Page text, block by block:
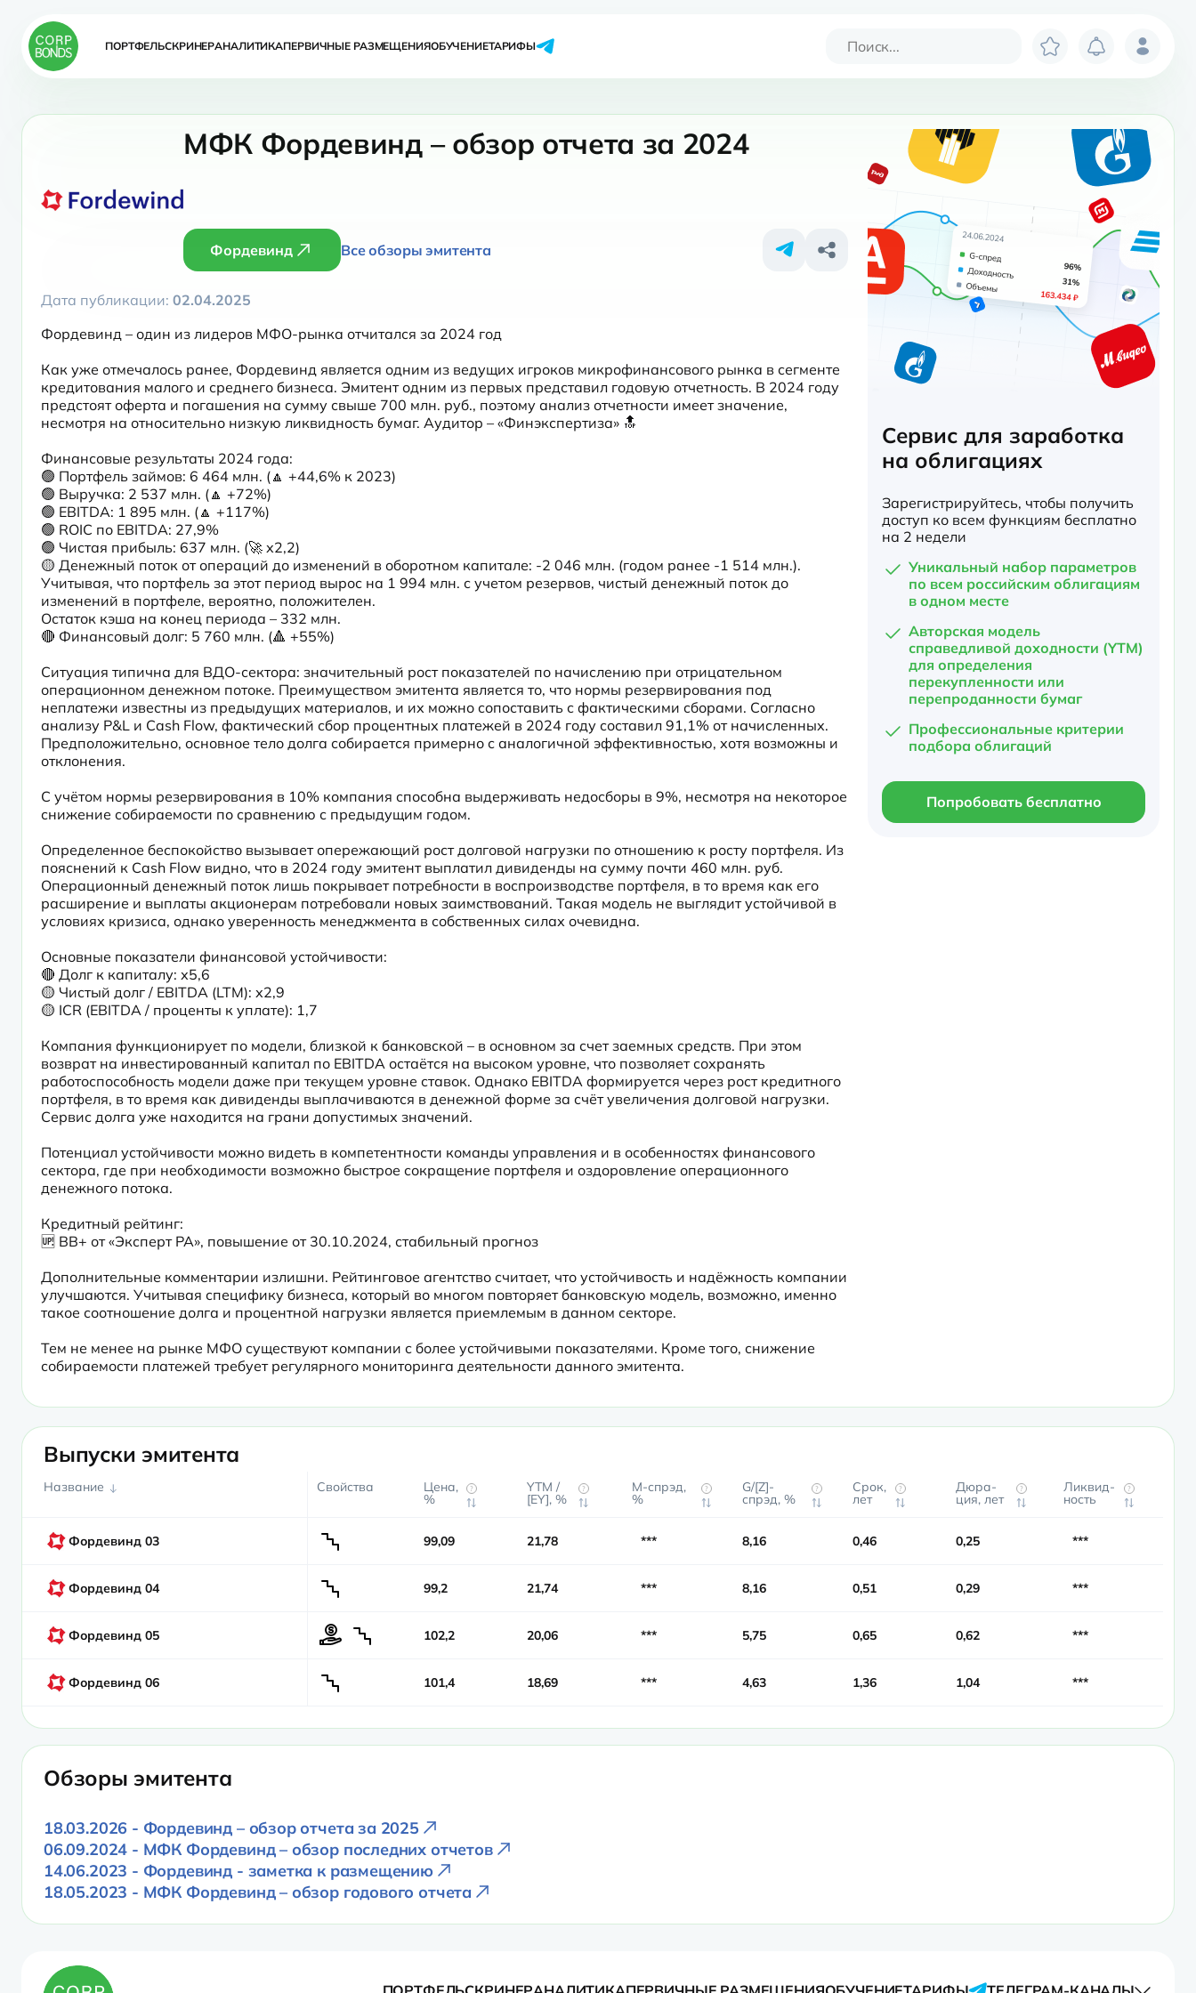
ПОРТФЕЛЬСКРИНЕРАНАЛИТИКАПЕРВИЧНЫЕ РАЗМЕЩЕНИЯОБУЧЕНИЕТАРИФЫ
МФК Фордевинд – обзор отчета за 2024
Фордевинд Все обзоры эмитента
Дата публикации: 02.04.2025
Фордевинд – один из лидеров МФО-рынка отчитался за 2024 год
Как уже отмечалось ранее, Фордевинд является одним из ведущих игроков микрофинансового рынка в сегменте
кредитования малого и среднего бизнеса. Эмитент одним из первых представил годовую отчетность. В 2024 году
предстоят оферта и погашения на сумму свыше 700 млн. руб., поэтому анализ отчетности имеет значение,
несмотря на относительно низкую ликвидность бумаг. Аудитор – «Финэкспертиза» 🔝
Финансовые результаты 2024 года:
🟢 Портфель займов: 6 464 млн. (🔼 +44,6% к 2023)
🟢 Выручка: 2 537 млн. (🔼 +72%)
🟢 EBITDA: 1 895 млн. (🔼 +117%)
🟢 ROIC по EBITDA: 27,9%
🟢 Чистая прибыль: 637 млн. (🚀 х2,2)
🟡 Денежный поток от операций до изменений в оборотном капитале: -2 046 млн. (годом ранее -1 514 млн.).
Учитывая, что портфель за этот период вырос на 1 994 млн. с учетом резервов, чистый денежный поток до
изменений в портфеле, вероятно, положителен.
Остаток кэша на конец периода – 332 млн.
🔴 Финансовый долг: 5 760 млн. (🔺 +55%)
Ситуация типична для ВДО-сектора: значительный рост показателей по начислению при отрицательном
операционном денежном потоке. Преимуществом эмитента является то, что нормы резервирования под
неплатежи известны из предыдущих материалов, и их можно сопоставить с фактическими сборами. Согласно
анализу P&L и Cash Flow, фактический сбор процентных платежей в 2024 году составил 91,1% от начисленных.
Предположительно, основное тело долга собирается примерно с аналогичной эффективностью, хотя возможны и
отклонения.
С учётом нормы резервирования в 10% компания способна выдерживать недосборы в 9%, несмотря на некоторое
снижение собираемости по сравнению с предыдущим годом.
Определенное беспокойство вызывает опережающий рост долговой нагрузки по отношению к росту портфеля. Из
пояснений к Cash Flow видно, что в 2024 году эмитент выплатил дивиденды на сумму почти 460 млн. руб.
Операционный денежный поток лишь покрывает потребности в воспроизводстве портфеля, в то время как его
расширение и выплаты акционерам потребовали новых заимствований. Такая модель не выглядит устойчивой в
условиях кризиса, однако уверенность менеджмента в собственных силах очевидна.
Основные показатели финансовой устойчивости:
🔴 Долг к капиталу: х5,6
🟡 Чистый долг / EBITDA (LTM): х2,9
🟡 ICR (EBITDA / проценты к уплате): 1,7
Компания функционирует по модели, близкой к банковской – в основном за счет заемных средств. При этом
возврат на инвестированный капитал по EBITDA остаётся на высоком уровне, что позволяет сохранять
работоспособность модели даже при текущем уровне ставок. Однако EBITDA формируется через рост кредитного
портфеля, в то время как дивиденды выплачиваются в денежной форме за счёт увеличения долговой нагрузки.
Сервис долга уже находится на грани допустимых значений.
Потенциал устойчивости можно видеть в компетентности команды управления и в особенностях финансового
сектора, где при необходимости возможно быстрое сокращение портфеля и оздоровление операционного
денежного потока.
Кредитный рейтинг:
🆙 BB+ от «Эксперт РА», повышение от 30.10.2024, стабильный прогноз
Дополнительные комментарии излишни. Рейтинговое агентство считает, что устойчивость и надёжность компании
улучшаются. Учитывая специфику бизнеса, который во многом повторяет банковскую модель, возможно, именно
такое соотношение долга и процентной нагрузки является приемлемым в данном секторе.
Тем не менее на рынке МФО существуют компании с более устойчивыми показателями. Кроме того, снижение
собираемости платежей требует регулярного мониторинга деятельности данного эмитента.
Сервис для заработка
на облигациях
Зарегистрируйтесь, чтобы получить
доступ ко всем функциям бесплатно
на 2 недели
Уникальный набор параметров
по всем российским облигациям
в одном месте
Авторская модель
справедливой доходности (YTM)
для определения
перекупленности или
перепроданности бумаг
Профессиональные критерии
подбора облигаций
Попробовать бесплатно
Выпуски эмитента
Название Свойства Цена,
%
? YTM /
[EY], %
? М-спрэд,
%
? G/[Z]-
спрэд, %
? Срок,
лет
? Дюра­
ция, лет
? Ликвид­
ность
?
Фордевинд 03 99,09 21,78 *** 8,16 0,46 0,25 ***
Фордевинд 04 99,2 21,74 *** 8,16 0,51 0,29 ***
Фордевинд 05 102,2 20,06 *** 5,75 0,65 0,62 ***
Фордевинд 06 101,4 18,69 *** 4,63 1,36 1,04 ***
Обзоры эмитента
18.03.2026 - Фордевинд – обзор отчета за 2025
06.09.2024 - МФК Фордевинд – обзор последних отчетов
14.06.2023 - Фордевинд - заметка к размещению
18.05.2023 - МФК Фордевинд – обзор годового отчета